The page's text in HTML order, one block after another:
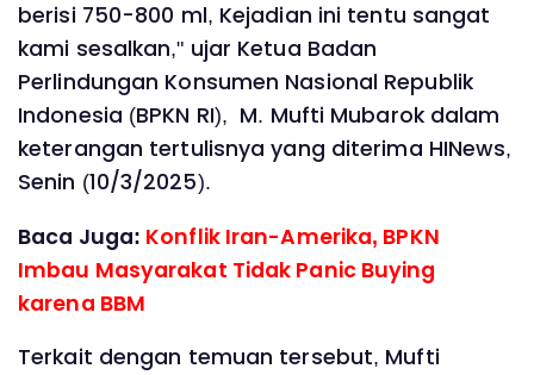
berisi 750-800 ml, Kejadian ini tentu sangat
kami sesalkan," ujar Ketua Badan
Perlindungan Konsumen Nasional Republik
Indonesia (BPKN RI), M. Mufti Mubarok dalam
keterangan tertulisnya yang diterima HINews,
Senin (10/3/2025).
Baca Juga: Konflik Iran-Amerika, BPKN
Imbau Masyarakat Tidak Panic Buying
karena BBM
Terkait dengan temuan tersebut, Mufti